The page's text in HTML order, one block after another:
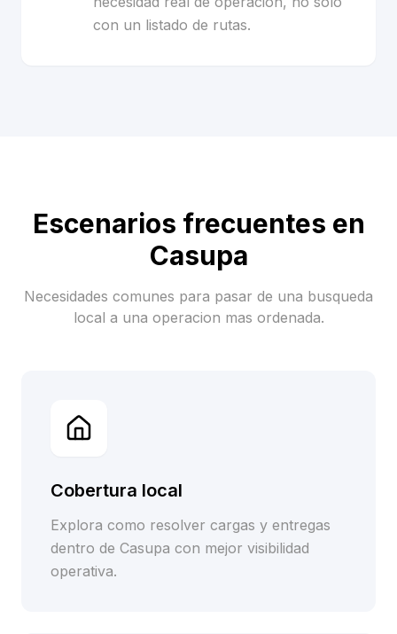
con un listado de rutas.
Escenarios frecuentes en
Casupa
Necesidades comunes para pasar de una busqueda
local a una operacion mas ordenada.
Cobertura local
Explora como resolver cargas y entregas
dentro de Casupa con mejor visibilidad
operativa.